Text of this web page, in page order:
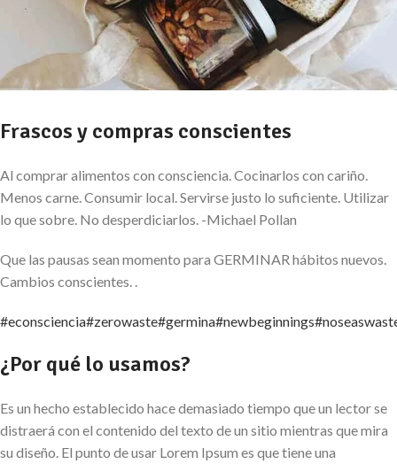
Frascos y compras conscientes
Al comprar alimentos con consciencia. Cocinarlos con cariño.
Menos carne. Consumir local. Servirse justo lo suficiente. Utilizar
lo que sobre. No desperdiciarlos. -Michael Pollan
Que las pausas sean momento para GERMINAR hábitos nuevos.
Cambios conscientes. .
#econsciencia#zerowaste#germina#newbeginnings
¿Por qué lo usamos?
Es un hecho establecido hace demasiado tiempo que un lector se
distraerá con el contenido del texto de un sitio mientras que mira
su diseño. El punto de usar Lorem Ipsum es que tiene una